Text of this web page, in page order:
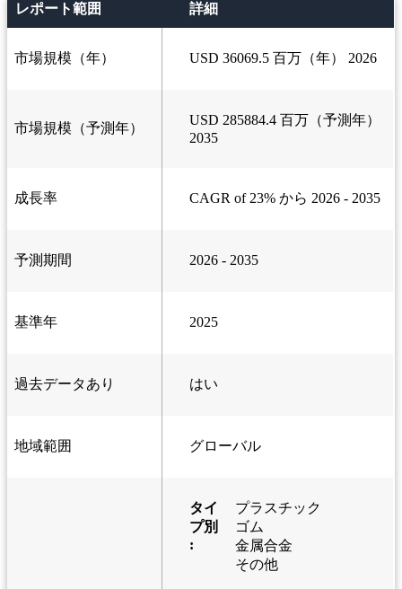
レポート範囲 詳細
市場規模（年） USD 36069.5 百万（年） 2026
市場規模（予測年）
USD 285884.4 百万（予測年）
2035
成長率 CAGR of 23% から 2026 - 2035
予測期間 2026 - 2035
基準年 2025
過去データあり はい
地域範囲 グローバル
タイ
プ別
:
プラスチック
ゴム
金属合金
その他